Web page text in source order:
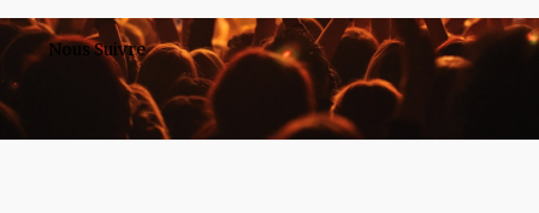
Nous Suivre